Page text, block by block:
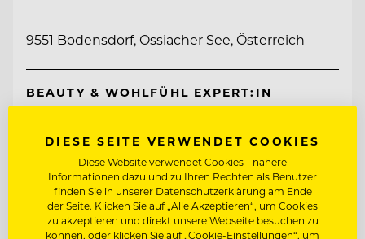
9551 Bodensdorf, Ossiacher See, Österreich
BEAUTY & WOHLFÜHL EXPERT:IN
CHEF DE PARTIE
Entdecke alle Jobs
DIESE SEITE VERWENDET COOKIES
Diese Website verwendet Cookies - nähere
Informationen dazu und zu Ihren Rechten als Benutzer
finden Sie in unserer Datenschutzerklärung am Ende
der Seite. Klicken Sie auf „Alle Akzeptieren“, um Cookies
zu akzeptieren und direkt unsere Webseite besuchen zu
können, oder klicken Sie auf „Cookie-Einstellungen“, um